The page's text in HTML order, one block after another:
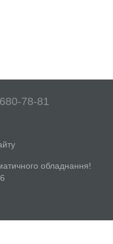
78-81
обладнання!